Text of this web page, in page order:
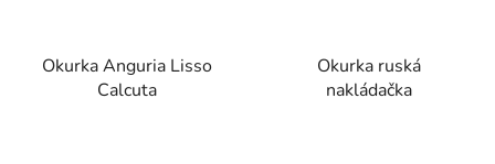
Okurka Anguria Lisso
Calcuta
Okurka ruská
nakládačka